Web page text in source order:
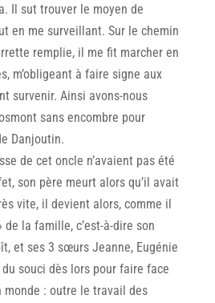
Il sut trouver le moyen de
en me surveillant. Sur le chemin
remplie, il me fit marcher en
m’obligeant à faire signe aux
survenir. Ainsi avons-nous
sans encombre pour
Danjoutin.
de cet oncle n’avaient pas été
son père meurt alors qu’il avait
vite, il devient alors, comme il
la famille, c’est-à-dire son
et ses 3 sœurs Jeanne, Eugénie
souci dès lors pour faire face
monde : outre le travail des